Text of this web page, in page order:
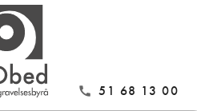
call 51 68 13 00